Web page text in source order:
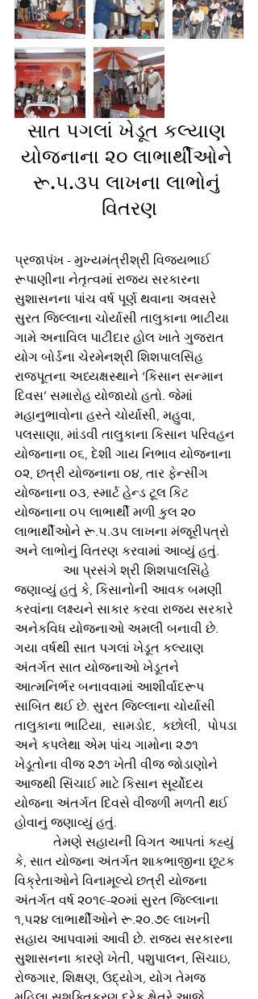
સાત પગલાં ખેડૂત કલ્યાણ
યોજનાના ૨૦ લાભાર્થીઓને
રૂ.૫.૩૫ લાખના લાભોનું
વિતરણ
પ્રજાપંખ - મુખ્યમંત્રીશ્રી વિજયભાઈ
રૂપાણીના નેતૃત્વમાં રાજ્ય સરકારના
સુશાસનના પાંચ વર્ષ પૂર્ણ થવાના અવસરે
સુરત જિલ્લાના ચોર્યાસી તાલુકાના ભાટીયા
ગામે અનાવિલ પાટીદાર હોલ ખાતે ગુજરાત
યોગ બોર્ડના ચેરમેનશ્રી શિશપાલસિંહ
રાજપૂતના અધ્યક્ષસ્થાને ‘કિસાન સન્માન
દિવસ’ સમારોહ યોજાયો હતો. જેમાં
મહાનુભાવોના હસ્તે ચોર્યાસી, મહુવા,
પલસાણા, માંડવી તાલુકાના કિસાન પરિવહન
યોજનાના ૦૬, દેશી ગાય નિભાવ યોજનાના
૦૨, છત્રી યોજનાના ૦૪, તાર ફેન્સીંગ
યોજનાના ૦૩, સ્માર્ટ હેન્ડ ટૂલ કિટ
યોજનાના ૦૫ લાભાર્થી મળી કુલ ૨૦
લાભાર્થીઓને રૂ.૫.૩૫ લાખના મંજૂરીપત્રો
અને લાભોનું વિતરણ કરવામાં આવ્યું હતું.
જણાવ્યું હતું કે, કિસાનોની આવક બમણી
કરવાંના લક્ષ્યને સાકાર કરવા રાજ્ય સરકારે
અનેકવિધ યોજનાઓ અમલી બનાવી છે.
ગયા વર્ષથી સાત પગલાં ખેડૂત કલ્યાણ
અંતર્ગત સાત યોજનાઓ ખેડૂતને
આત્મનિર્ભર બનાવવામાં આશીર્વાદરૂપ
સાબિત થઈ છે. સુરત જિલ્લાના ચોર્યાસી
તાલુકાના ભાટિયા,  સામડોદ,  કછોલી,  પોપડા
અને કપલેથા એમ પાંચ ગામોના ૨૭૧
ખેડૂતોના વીજ ૨૭૧ ખેતી વીજ જોડાણોને
આજથી સિંચાઈ માટે કિસાન સૂર્યોદય
યોજના અંતર્ગત દિવસે વીજળી મળતી થઈ
હોવાનું જણાવ્યું હતું.
કે, સાત યોજના અંતર્ગત શાકભાજીના છૂટક
વિક્રેતાઓને વિનામૂલ્યે છત્રી યોજના
અંતર્ગત વર્ષ ૨૦૧૯-૨૦માં સુરત જિલ્લાના
૧,૫૨૪ લાભાર્થીઓને રૂ.૨૦.૭૯ લાખની
સહાય આપવામાં આવી છે. રાજ્ય સરકારના
સુશાસનના કારણે ખેતી, પશુપાલન, સિંચાઇ,
રોજગાર, શિક્ષણ, ઉદ્યોગ, યોગ તેમજ